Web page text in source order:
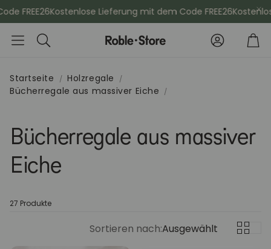
FREE26Kostenlose Lieferung mit dem Code FREE26Kostenlose
Suche
Konto
Sideboards Vitrinen
Bücherregale
Startseite
Holzregale
Bücherregale aus massiver Eiche
Bücherregale aus massiver
Eiche
27 Produkte
Sortieren nach:Ausgewählt